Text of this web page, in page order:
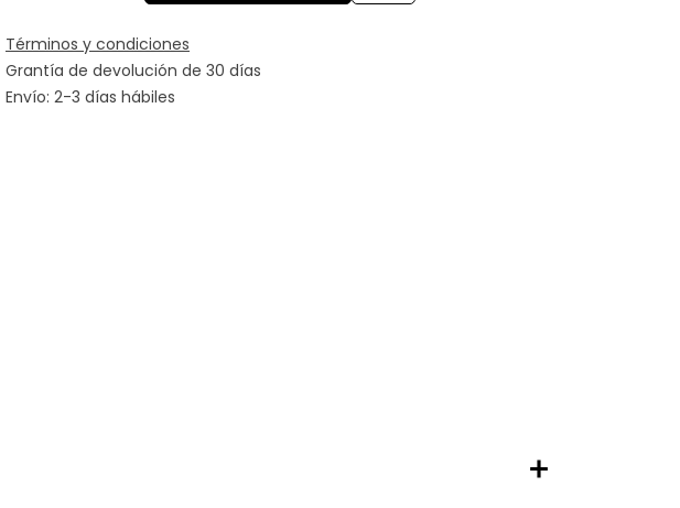
Términos y condiciones
Grantía de devolución de 30 días
Envío: 2-3 días hábiles